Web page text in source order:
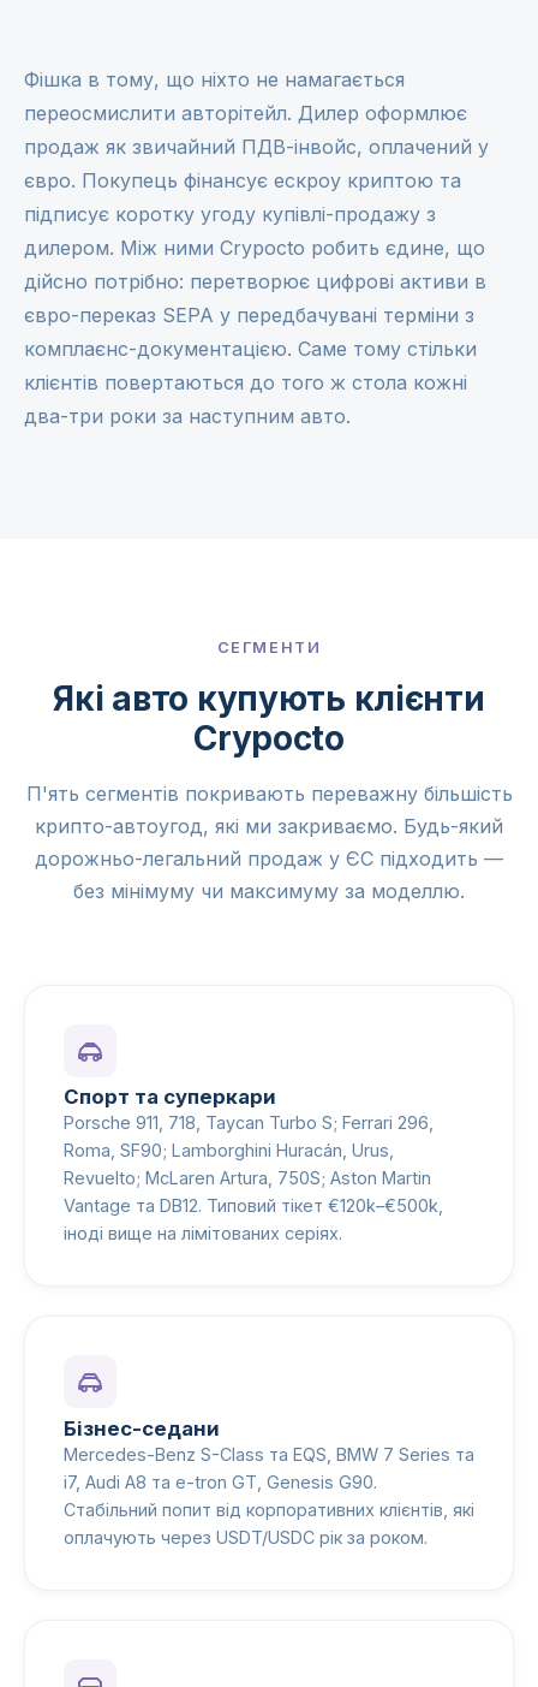
Фішка в тому, що ніхто не намагається
переосмислити авторітейл. Дилер оформлює
продаж як звичайний ПДВ-інвойс, оплачений у
євро. Покупець фінансує ескроу криптою та
підписує коротку угоду купівлі-продажу з
дилером. Між ними Crypocto робить єдине, що
дійсно потрібно: перетворює цифрові активи в
євро-переказ SEPA у передбачувані терміни з
комплаєнс-документацією. Саме тому стільки
клієнтів повертаються до того ж стола кожні
два-три роки за наступним авто.
СЕГМЕНТИ
Які авто купують клієнти
Crypocto
П'ять сегментів покривають переважну більшість
крипто-автоугод, які ми закриваємо. Будь-який
дорожньо-легальний продаж у ЄС підходить —
без мінімуму чи максимуму за моделлю.
Спорт та суперкари
Porsche 911, 718, Taycan Turbo S; Ferrari 296,
Roma, SF90; Lamborghini Huracán, Urus,
Revuelto; McLaren Artura, 750S; Aston Martin
Vantage та DB12. Типовий тікет €120k–€500k,
іноді вище на лімітованих серіях.
Бізнес-седани
Mercedes-Benz S-Class та EQS, BMW 7 Series та
i7, Audi A8 та e-tron GT, Genesis G90.
Стабільний попит від корпоративних клієнтів, які
оплачують через USDT/USDC рік за роком.